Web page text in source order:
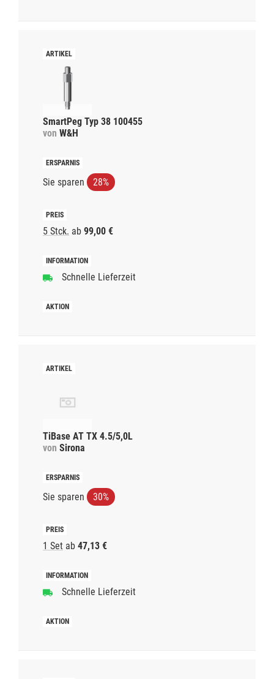
SmartPeg Typ 38 100455
von W&H
Sie sparen 28%
5 Stck. ab 99,00 €
Schnelle Lieferzeit
TiBase AT TX 4.5/5,0L
von Sirona
Sie sparen 30%
1 Set ab 47,13 €
Schnelle Lieferzeit